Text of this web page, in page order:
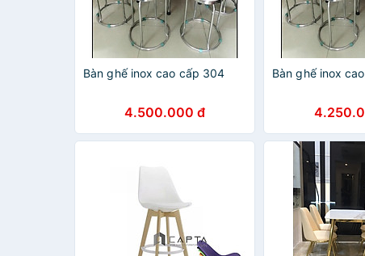
Bàn ghế inox cao cấp 304
4.500.000 đ
Bàn ghế inox